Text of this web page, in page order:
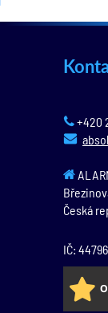
+420
Česká
IČ: